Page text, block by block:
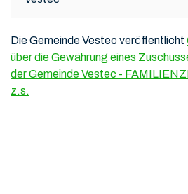
Die Gemeinde Vestec veröffentlicht
über die Gewährung eines
der Gemeinde Vestec -
z.s.